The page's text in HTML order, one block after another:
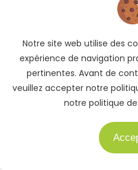
Suivez-nous sur X pour
Accédez à
Notre site web utilise des
expérience de navigation
pertinentes. Avant de
veuillez accepter notre
notre politique